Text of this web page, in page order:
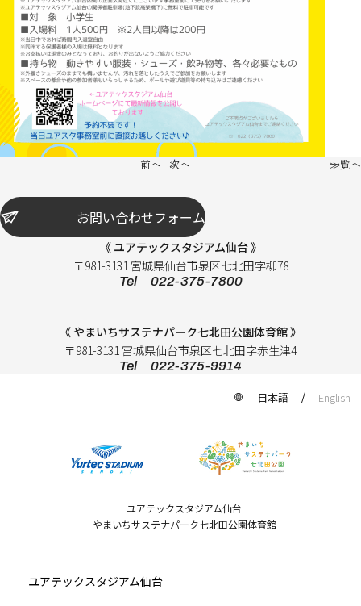
前へ 次へ 一覧へ
お問い合わせフォーム
《 ユアテックスタジアム仙台 》
〒981-3131 宮城県仙台市泉区七北田字柳78
Tel 022-375-7800
《 やまいちサステナパーク七北田公園体育館 》
〒981-3131 宮城県仙台市泉区七北田字赤生津4
Tel 022-375-9914
日本語 English
ユアテックスタジアム仙台
やまいちサステナパーク七北田公園体育館
ユアテックスタジアム仙台